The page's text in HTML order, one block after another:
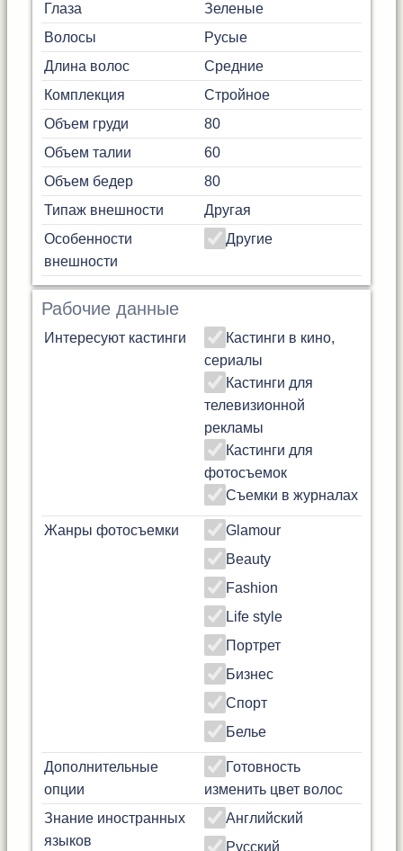
Глаза
Зеленые
Волосы
Русые
Длина волос
Средние
Комплекция
Стройное
Объем груди
80
Объем талии
60
Объем бедер
80
Типаж внешности
Другая
Особенности
внешности
Другие
Рабочие данные
Интересуют кастинги
Кастинги в кино,
сериалы
Кастинги для
телевизионной
рекламы
Кастинги для
фотосъемок
Съемки в журналах
Жанры фотосъемки
Glamour
Beauty
Fashion
Life style
Портрет
Бизнес
Спорт
Белье
Дополнительные
опции
Готовность
изменить цвет волос
Знание иностранных
языков
Английский
Русский